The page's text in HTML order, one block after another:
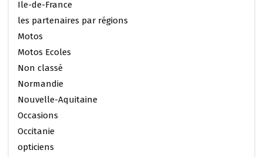
Ile-de-France
les partenaires par régions
Motos
Motos Ecoles
Non classé
Normandie
Nouvelle-Aquitaine
Occasions
Occitanie
opticiens